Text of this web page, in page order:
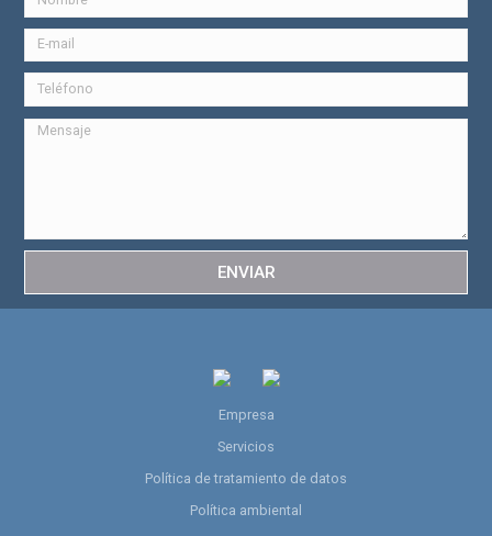
ENVIAR
Empresa
Servicios
Política de tratamiento de datos
Política ambiental